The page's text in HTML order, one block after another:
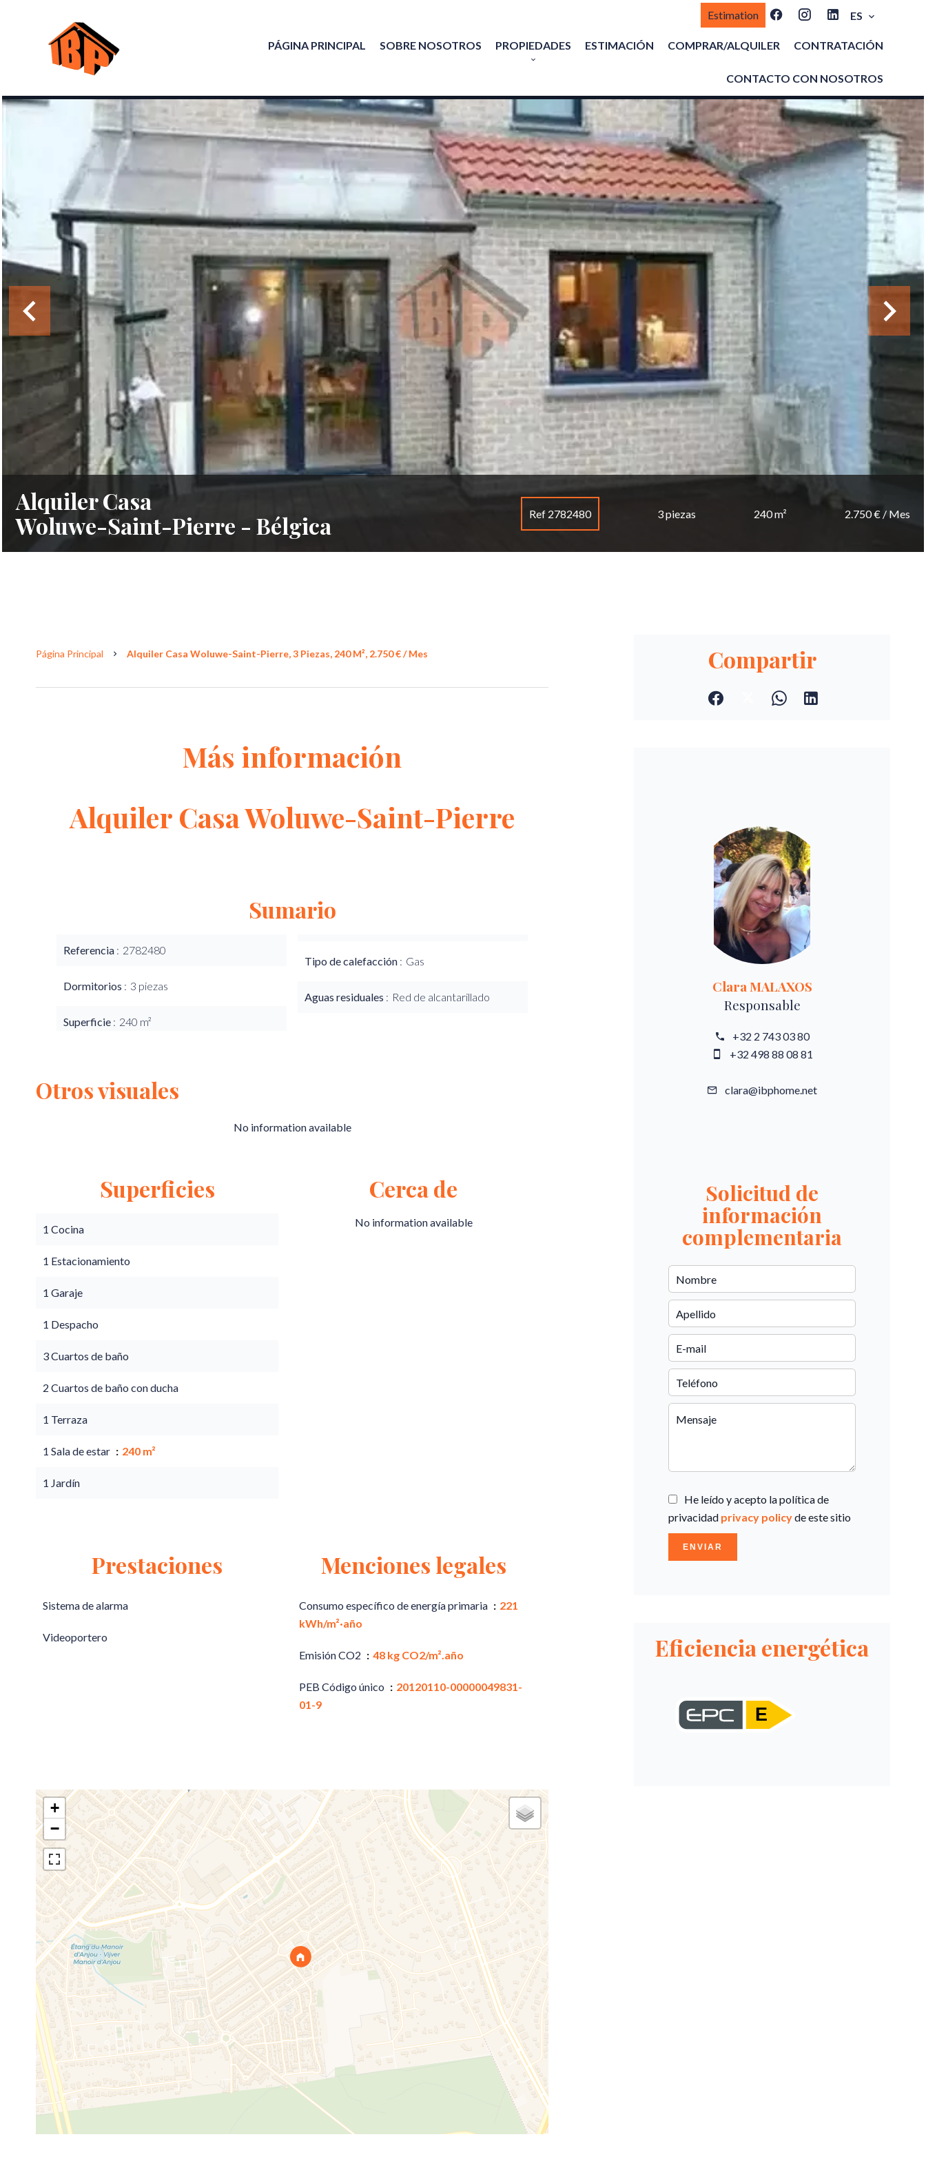
Estimation ES
PÁGINA PRINCIPAL SOBRE NOSOTROS PROPIEDADES ESTIMACIÓN COMPRAR/ALQUILER CONTRATACIÓN
CONTACTO CON NOSOTROS
Alquiler Casa
Woluwe-Saint-Pierre - Bélgica
Ref 2782480 3 piezas 240 m² 2.750 € / Mes
Página Principal Alquiler Casa Woluwe-Saint-Pierre, 3 Piezas, 240 M², 2.750 € / Mes
Más información
Alquiler Casa Woluwe-Saint-Pierre
Sumario
Referencia 2782480
Dormitorios 3 piezas
Superficie 240 m²
Tipo de calefacción Gas
Aguas residuales Red de alcantarillado
Otros visuales
No information available
Superficies
1 Cocina
1 Estacionamiento
1 Garaje
1 Despacho
3 Cuartos de baño
2 Cuartos de baño con ducha
1 Terraza
1 Sala de estar 240 m²
1 Jardín
Cerca de
No information available
Prestaciones
Sistema de alarma
Videoportero
Menciones legales
Consumo específico de energía primaria
221
kWh/m²·año
Emisión CO2 48 kg CO2/m².año
PEB Código único
20120110-00000049831-
01-9
+
−
Compartir
Clara MALAXOS
Responsable
+32 2 743 03 80
+32 498 88 08 81
clara@ibphome.net
Solicitud de
información
complementaria
He leído y acepto la política de
privacidad privacy policyde este sitio
ENVIAR
Eficiencia energética
E